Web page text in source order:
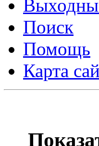
Поиск
Помощь
Карта